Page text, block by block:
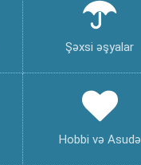
Şəxsi əşyalar
Hobbi və Asudə